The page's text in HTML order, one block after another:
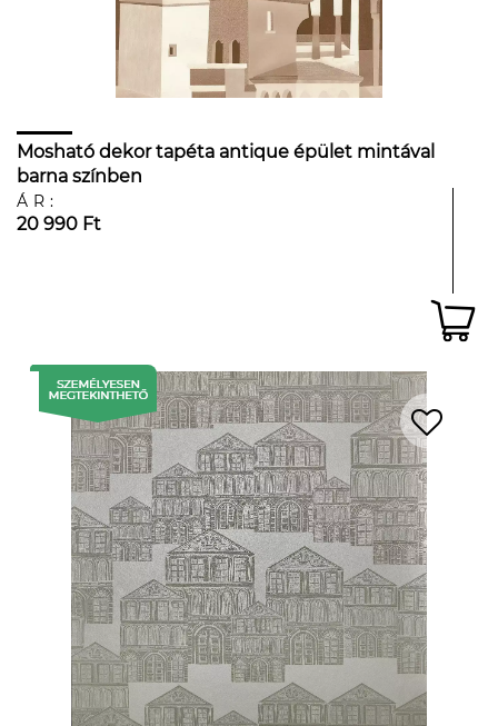
Mosható dekor tapéta antique épület mintával
barna színben
ÁR:
20 990 Ft